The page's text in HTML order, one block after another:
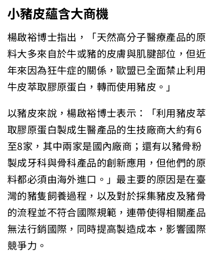
小豬皮蘊含大商機
楊啟裕博士指出，「天然高分子醫療產品的原
料大多來自於牛或豬的皮膚與肌腱部位，但近
年來因為狂牛症的關係，歐盟已全面禁止利用
牛皮萃取膠原蛋白，轉而使用豬皮。」
以豬皮來說，楊啟裕博士表示：「利用豬皮萃
取膠原蛋白製成生醫產品的生技廠商大約有6
至8家，其中兩家是國內廠商；還有以豬骨粉
製成牙科與骨科產品的創新應用，但他們的原
料都必須由海外進口。」最主要的原因是在臺
灣的豬隻飼養過程，以及對於採集豬皮及豬骨
的流程並不符合國際規範，連帶使得相關產品
無法行銷國際，同時提高製造成本，影響國際
競爭力。